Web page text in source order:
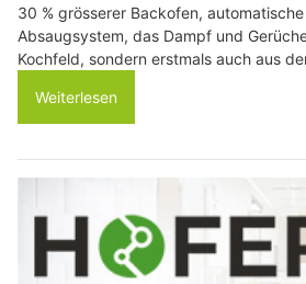
30 % grösserer Backofen,
Absaugsystem, das Dampf und
Kochfeld, sondern erstmals auch aus
Weiterlesen